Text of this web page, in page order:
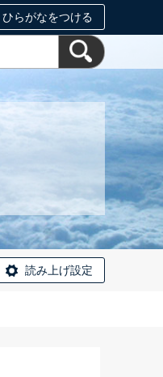
ひらがなをつける
読み上げ設定